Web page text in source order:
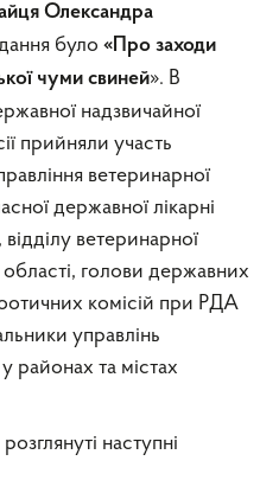
Олександра
було «Про заходи
чуми свиней». В
надзвичайної
прийняли участь
ветеринарної
державної лікарні
ветеринарної
голови державних
комісій при РДА
управлінь
районах та містах
наступні